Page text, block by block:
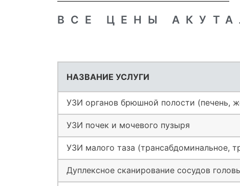
ВСЕ ЦЕНЫ
НАЗВАНИЕ УСЛУГИ
УЗИ органов брюшной полости (печень,
УЗИ почек и мочевого пузыря
УЗИ малого таза (трансабдоминальное,
Дуплексное сканирование сосудов